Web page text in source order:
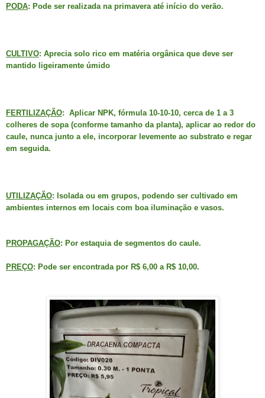
PODA: Pode ser realizada na primavera até início do verão.
CULTIVO: Aprecia solo rico em matéria orgânica que deve ser
mantido ligeiramente úmido
FERTILIZAÇÃO: Aplicar NPK, fórmula 10-10-10, cerca de 1 a 3
colheres de sopa (conforme tamanho da planta), aplicar ao redor do
caule, nunca junto a ele, incorporar levemente ao substrato e regar
em seguida.
UTILIZAÇÃO: Isolada ou em grupos, podendo ser cultivado em
ambientes internos em locais com boa iluminação e vasos.
PROPAGAÇÃO: Por estaquia de segmentos do caule.
PREÇO: Pode ser encontrada por R$ 6,00 a R$ 10,00.